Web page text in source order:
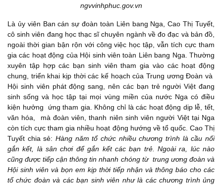
ngvvinhphuc.gov.vn
Là ủy viên Ban cán sự đoàn toàn Liên bang Nga, Cao Thị Tuyết,
cô sinh viên đang học thạc sĩ chuyên ngành về đo đạc và bản đồ,
ngoài thời gian bận rộn với công việc học tập, vẫn tích cực tham
gia các hoạt động của Hội sinh viên toàn Liên bang Nga. Thường
xuyên tập hợp các bạn sinh viên tham gia vào các hoạt động
chung, triển khai kịp thời các kế hoạch của Trung ương Đoàn và
Hội sinh viên phát động sang, nên các bạn trẻ người Việt đang
sinh sống và học tập tại mọi vùng miền của nước Nga có điều
kiện hưởng ứng tham gia. Không chỉ là các hoạt động dịp lễ, tết,
văn hóa, mà đoàn viên, thanh niên sinh viên người Việt tại Nga
còn tích cực tham gia nhiều hoạt động hướng về tổ quốc. Cao Thị
Tuyết chia sẻ: Hàng năm tổ chức nhiều chương trình là cầu nối
gắn kết, là sân chơi để gắn kết các bạn trẻ. Ngoài ra, lúc nào
cũng được tiếp cận thông tin nhanh chóng từ trung ương đoàn và
Hội sinh viên và bọn em kịp thời tiếp nhận và thông báo cho các
tổ chức đoàn và các bạn sinh viên như là các chương trình ủng